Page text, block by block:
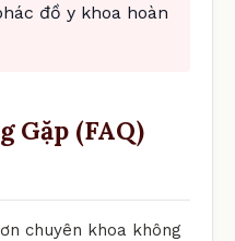
đồ y khoa hoàn
Gặp (FAQ)
chuyên khoa không